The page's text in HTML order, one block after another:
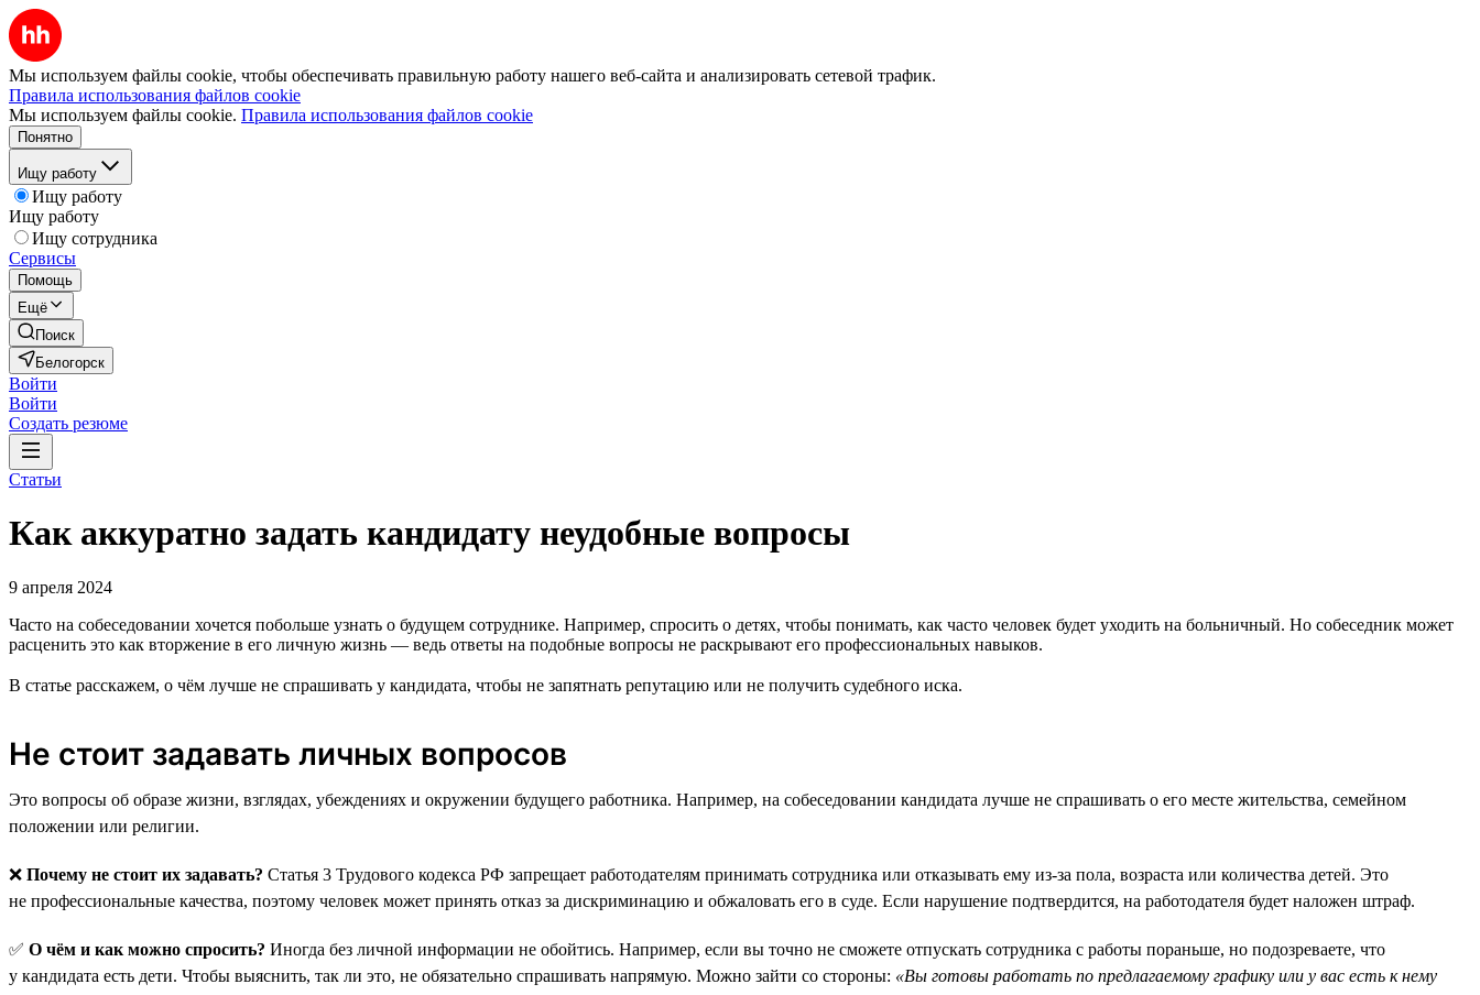
Мы используем файлы cookie, чтобы обеспечивать правильную работу нашего веб-сайта и анализировать сетевой трафик.
Правила использования файлов cookie
Мы используем файлы cookie. Правила использования файлов cookie
Понятно
Ищу работу
Ищу работу
Ищу работу
Ищу сотрудника
Сервисы
Помощь
Ещё
Поиск
Белогорск
Войти
Войти
Создать резюме
Статьи
Как аккуратно задать кандидату неудобные вопросы
9 апреля 2024
Часто на собеседовании хочется побольше узнать о будущем сотруднике. Например, спросить о детях, чтобы понимать, как часто человек будет уходить на больничный. Но собеседник может
расценить это как вторжение в его личную жизнь — ведь ответы на подобные вопросы не раскрывают его профессиональных навыков.
В статье расскажем, о чём лучше не спрашивать у кандидата, чтобы не запятнать репутацию или не получить судебного иска.
Не стоит задавать личных вопросов
Это вопросы об образе жизни, взглядах, убеждениях и окружении будущего работника. Например, на собеседовании кандидата лучше не спрашивать о его месте жительства, семейном
положении или религии.
❌ Почему не стоит их задавать? Статья 3 Трудового кодекса РФ запрещает работодателям принимать сотрудника или отказывать ему из-за пола, возраста или количества детей. Это
не профессиональные качества, поэтому человек может принять отказ за дискриминацию и обжаловать его в суде. Если нарушение подтвердится, на работодателя будет наложен штраф.
✅ О чём и как можно спросить? Иногда без личной информации не обойтись. Например, если вы точно не сможете отпускать сотрудника с работы пораньше, но подозреваете, что
у кандидата есть дети. Чтобы выяснить, так ли это, не обязательно спрашивать напрямую. Можно зайти со стороны: «Вы готовы работать по предлагаемому графику или у вас есть к нему